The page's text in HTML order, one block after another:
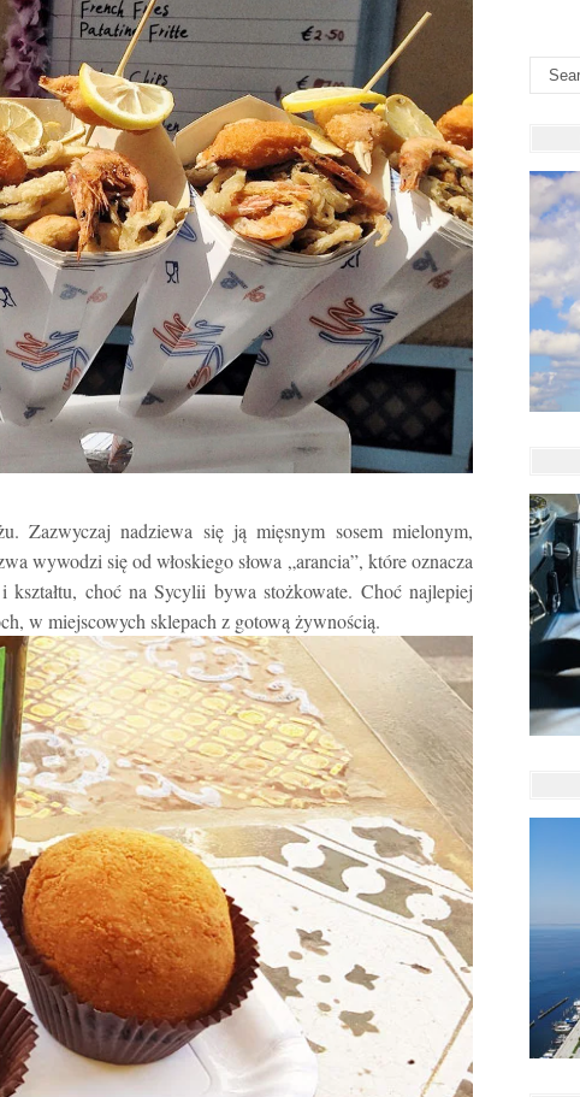
Zazwyczaj nadziewa się ją mięsnym sosem mielonym,
wywodzi się od włoskiego słowa „arancia”, które oznacza
choć na Sycylii bywa stożkowate. Choć najlepiej
w miejscowych sklepach z gotową żywnością.